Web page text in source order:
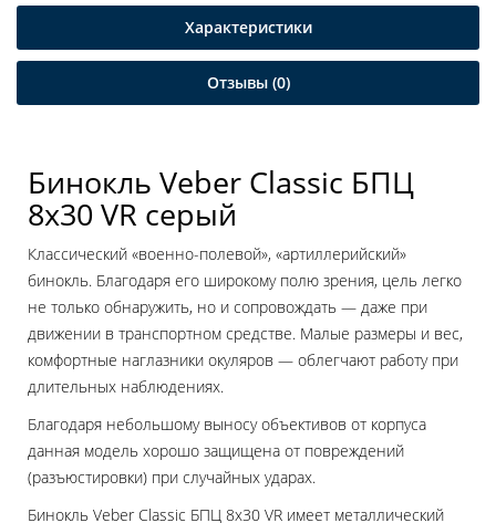
Характеристики
Отзывы (0)
Бинокль Veber Classic БПЦ
8x30 VR серый
Классический «военно-полевой», «артиллерийский»
бинокль. Благодаря его широкому полю зрения, цель легко
не только обнаружить, но и сопровождать — даже при
движении в транспортном средстве. Малые размеры и вес,
комфортные наглазники окуляров — облегчают работу при
длительных наблюдениях.
Благодаря небольшому выносу объективов от корпуса
данная модель хорошо защищена от повреждений
(разъюстировки) при случайных ударах.
Бинокль Veber Classic БПЦ 8x30 VR имеет металлический